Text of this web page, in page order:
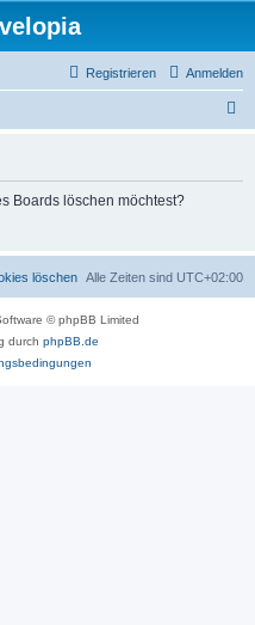
Anmelden
Registrieren
Boards löschen möchtest?
Alle Zeiten sind UTC+02:00
löschen
© phpBB Limited
durch phpBB.de